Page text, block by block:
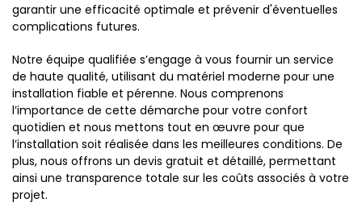
garantir une efficacité optimale et prévenir d'éventuelles
complications futures.
Notre équipe qualifiée s’engage à vous fournir un service
de haute qualité, utilisant du matériel moderne pour une
installation fiable et pérenne. Nous comprenons
l’importance de cette démarche pour votre confort
quotidien et nous mettons tout en œuvre pour que
l’installation soit réalisée dans les meilleures conditions. De
plus, nous offrons un devis gratuit et détaillé, permettant
ainsi une transparence totale sur les coûts associés à votre
projet.